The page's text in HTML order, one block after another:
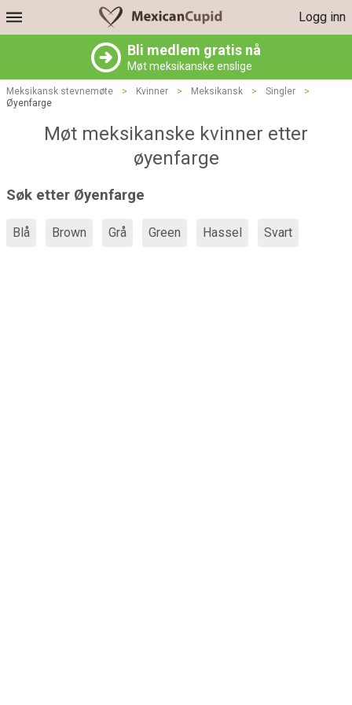
Logg inn
Bli medlem gratis nå
Møt meksikanske enslige
Meksikansk stevnemøte > Kvinner > Meksikansk > Singler
>
Øyenfarge
Møt meksikanske kvinner etter
øyenfarge
Søk etter Øyenfarge
Blå Brown Grå Green Hassel Svart